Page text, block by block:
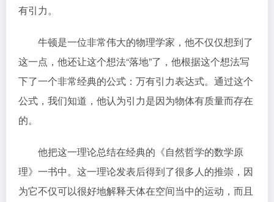
有引力。
牛顿是一位非常伟大的物理学家，他不仅仅想到了
这一点，他还让这个想法“落地”了，他根据这个想法写
下了一个非常经典的公式：万有引力表达式。通过这个
公式，我们知道，他认为引力是因为物体有质量而存在
的。
他把这一理论总结在经典的《自然哲学的数学原
理》一书中。这一理论发表后得到了很多人的推崇，因
为它不仅可以很好地解释天体在空间当中的运动，而且